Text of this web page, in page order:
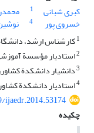
کبری شبانی
1
خسروی پور 4
1کارشناس ارشد،
2استادیار مؤسسة
3دانشیار دانشکدة
4استادیار دانشکدة
ijaedr.2014.53174
چکیده